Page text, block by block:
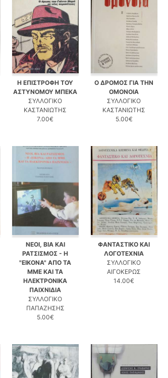
Η ΕΠΙΣΤΡΟΦΗ ΤΟΥ
ΑΣΤΥΝΟΜΟΥ ΜΠΕΚΑ
ΣΥΛΛΟΓΙΚΟ
ΚΑΣΤΑΝΙΩΤΗΣ
7.00€
Ο ΔΡΟΜΟΣ ΓΙΑ ΤΗΝ
ΟΜΟΝΟΙΑ
ΣΥΛΛΟΓΙΚΟ
ΚΑΣΤΑΝΙΩΤΗΣ
5.00€
ΝΕΟΙ, ΒΙΑ ΚΑΙ
ΡΑΤΣΙΣΜΟΣ - Η
"ΕΙΚΟΝΑ" ΑΠΟ ΤΑ
ΜΜΕ ΚΑΙ ΤΑ
ΗΛΕΚΤΡΟΝΙΚΑ
ΠΑΙΧΝΙΔΙΑ
ΣΥΛΛΟΓΙΚΟ
ΠΑΠΑΖΗΣΗΣ
5.00€
ΦΑΝΤΑΣΤΙΚΟ ΚΑΙ
ΛΟΓΟΤΕΧΝΙΑ
ΣΥΛΛΟΓΙΚΟ
ΑΙΓΟΚΕΡΩΣ
14.00€